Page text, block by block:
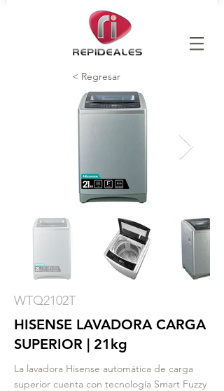
< Regresar
WTQ2102T
HISENSE LAVADORA CARGA
SUPERIOR | 21kg
La lavadora Hisense automática de carga
superior cuenta con tecnología Smart Fuzzy